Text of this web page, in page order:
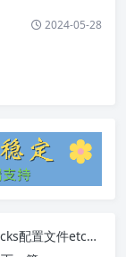
2024-05-28
Shadowsocks配置文件etc config详解